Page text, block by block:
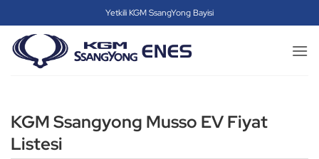
atla
Yetkili KGM SsangYong Bayisi
KGM Ssangyong Musso EV Fiyat
Listesi